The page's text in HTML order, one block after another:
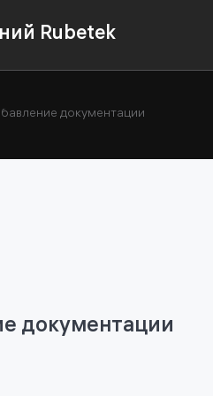
Rubetek
документации
документации